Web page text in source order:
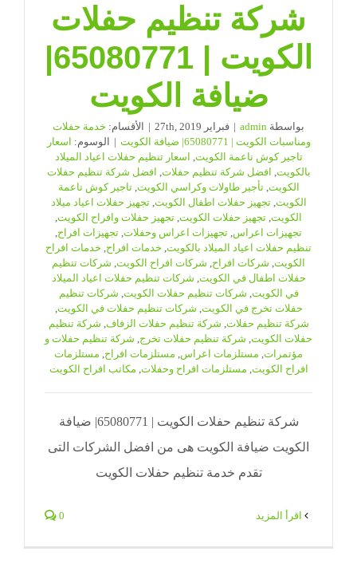
شركة تنظيم حفلات
الكويت | 65080771|
ضيافة الكويت
بواسطة admin
| فبراير 27th, 2019 | الأقسام: خدمة حفلات
ومناسبات الكويت | 65080771| ضيافة الكويت
| الوسوم: اسعار
تاجير كوش ناعمة الكويت
اسعار تنظيم حفلات اعياد الميلاد
بالكويت
افضل شركة تنظيم حفلات
افضل شركة تنظيم حفلات
الكويت ,تأجير طاولات وكراسي الكويت ,تاجير كوش ناعمة
الكويت ,تجهيز حفلات اطفال الكويت ,تجهيز حفلات اعياد ميلاد
الكويت تجهيز حفلات الكويت تجهيز حفلات وافراح الكويت
تجهيزات اعراس تجهيزات اعراس وحفلات تجهيزات افراح
تنظيم حفلات اعياد الميلاد بالكويت خدمات افراح خدمات افراح
الكويت شركات افراح شركات افراح الكويت شركات تنظيم
حفلات اطفال في الكويت شركات تنظيم حفلات اعياد الميلاد
في الكويت شركات تنظيم حفلات الكويت شركات تنظيم
حفلات تخرج في الكويت شركات تنظيم حفلات في الكويت
شركة تنظيم حفلات شركة تنظيم حفلات الزفاف شركة تنظيم
حفلات الكويت شركة تنظيم حفلات تخرج شركة تنظيم حفلات و
مؤتمرات مستلزمات اعراس مستلزمات افراح مستلزمات
افراح الكويت مستلزمات افراح وحفلات مكاتب افراح الكويت
شركة تنظيم حفلات الكويت | 65080771| ضيافة
الكويت ضيافة الكويت هى من افضل الشركات التى
تقدم خدمة تنظيم حفلات الكويت
0